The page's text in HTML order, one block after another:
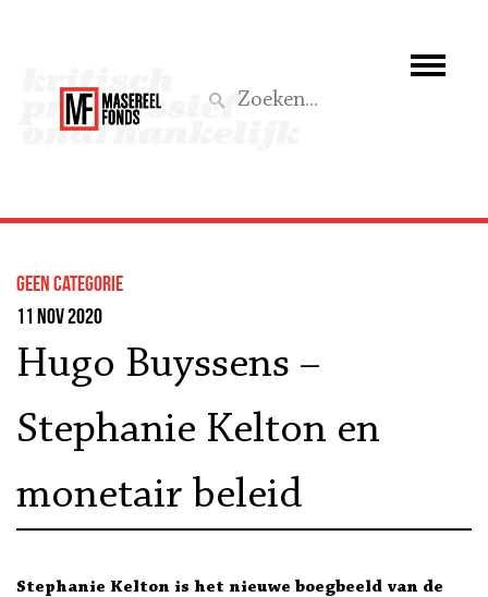
Wat we doen
Aktief
Geen categorie
11 nov 2020
Hugo Buyssens –
Stephanie Kelton en
monetair beleid
Stephanie Kelton is het nieuwe boegbeeld van de